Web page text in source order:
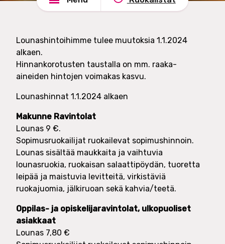
e
t
y
n
a
Lounashintoihimme tulee muutoksia 1.1.2024
alkaen.
Hinnankorotusten taustalla on mm. raaka-
aineiden hintojen voimakas kasvu.
Lounashinnat 1.1.2024 alkaen
Makunne Ravintolat
Lounas 9 €.
Sopimusruokailijat ruokailevat sopimushinnoin.
Lounas sisältää maukkaita ja vaihtuvia
lounasruokia, ruokaisan salaattipöydän, tuoretta
leipää ja maistuvia levitteitä, virkistäviä
ruokajuomia, jälkiruoan sekä kahvia/teetä.
Oppilas- ja opiskelijaravintolat, ulkopuoliset
asiakkaat
Lounas 7,80 €